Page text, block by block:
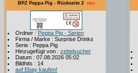
BPZ Peppa Pig - Rückseite 2 neu
Ordner : Peppa Pig - Serien
Firma / Marke : Surprise Drinks
Serie : Peppa Pig
Hinzugefügt von : zettelsucher
Datum : 07.08.2026 05:02
Bildhits : 14
auf Ebay kaufen!